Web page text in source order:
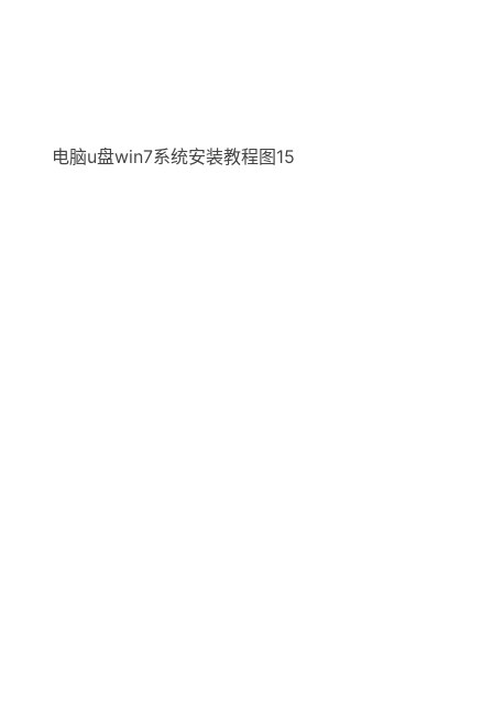
电脑u盘win7系统安装教程图15